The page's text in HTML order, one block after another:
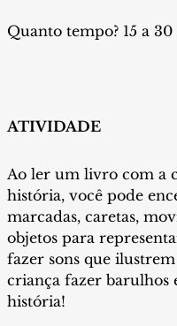
Quanto tempo? 15 a
ATIVIDADE
Ao ler um livro com a
história, você pode
marcadas, caretas,
objetos para
fazer sons que
criança fazer barulhos
história!